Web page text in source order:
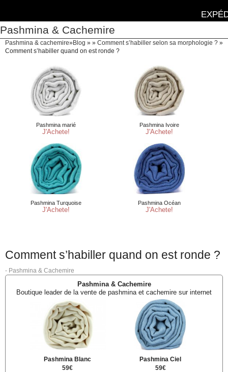
Pashmina & Cachemire
Pashmina & cachemire»Blog » » Comment s’habiller selon sa morphologie ? »
Comment s’habiller quand on est ronde ?
Comment s’habiller quand on est ronde ?
- Pashmina & Cachemire
Pashmina & Cachemire
Boutique leader de la vente de pashmina et cachemire sur internet
Pashmina Blanc
59€
Pashmina Ciel
59€